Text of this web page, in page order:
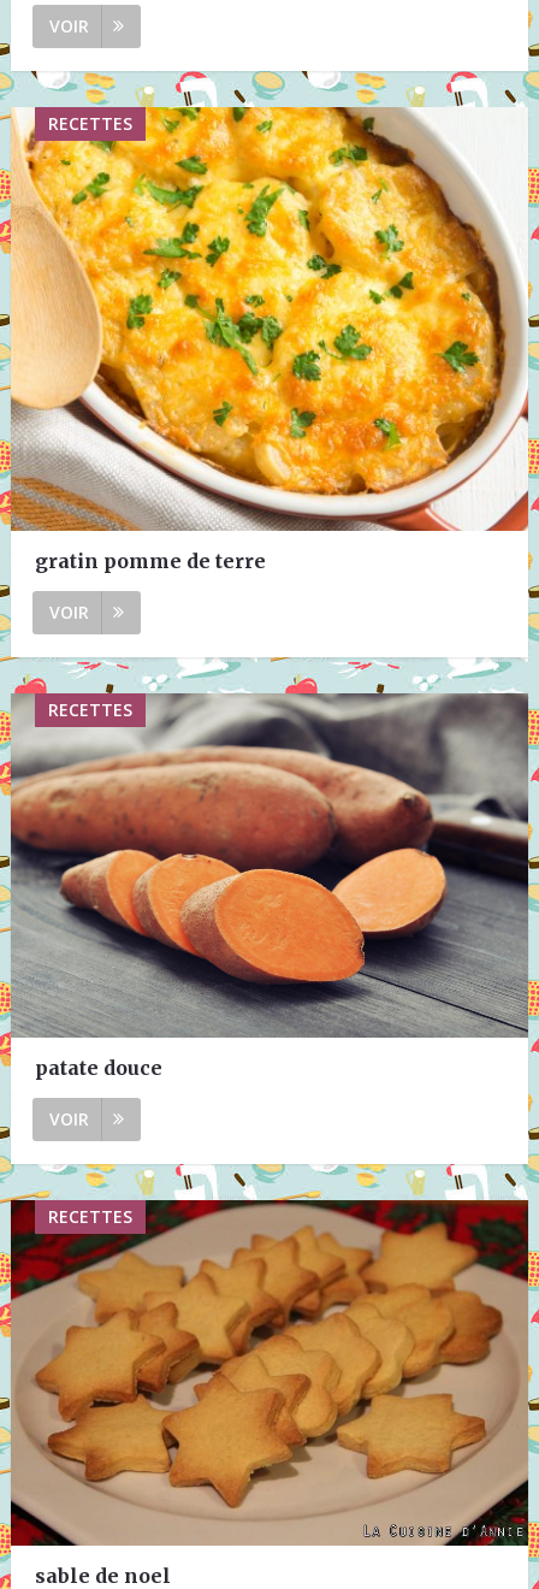
VOIR
RECETTES
gratin pomme de terre
VOIR
RECETTES
patate douce
VOIR
RECETTES
sable de noel